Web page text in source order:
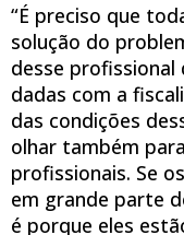
“É preciso que
solução do
desse profissional
dadas com a
das condições
olhar também
profissionais. Se
em grande parte
é porque eles